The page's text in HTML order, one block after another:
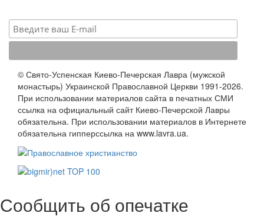
© Свято-Успенская Киево-Печерская Лавра (мужской
монастырь) Украинской Православной Церкви 1991-2026.
При использовании материалов сайта в печатных СМИ
ссылка на официальный сайт Киево-Печерской Лавры
обязательна. При использовании материалов в Интернете
обязательна гипперссылка на www.lavra.ua.
Сообщить об опечатке